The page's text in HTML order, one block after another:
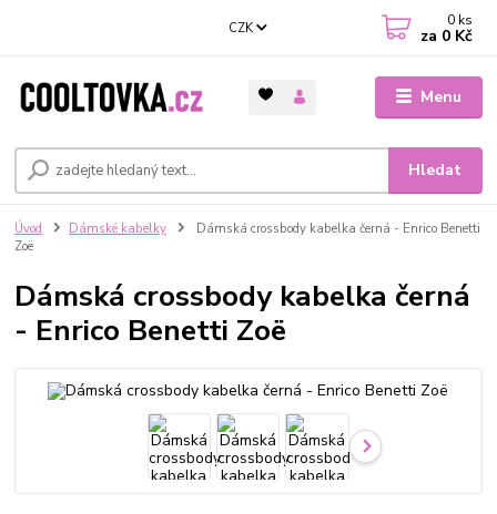
Menu
CZK
Hledat
0 ks
za 0 Kč
Úvod Dámské kabelky
Dámská crossbody kabelka černá - Enrico Benetti
Zoë
Dámská crossbody kabelka černá
- Enrico Benetti Zoë